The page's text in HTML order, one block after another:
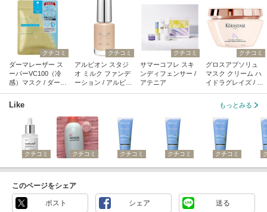
クチコミ
ダーマレーザー ス
ーパーVC100（冷
感）マスク / ダーマ
クチコミ
アルビオン スタジ
オ ミルク ファンデ
ーション / アルビオ
クチコミ
サマーコフレ スキ
ンディフェンサー /
アテニア
クチコミ
グロスアブソリュ
マスク クリーム ハ
イドラグレイズ / ケ
Like もっとみる
クチコミ クチコミ クチコミ クチコミ クチコミ
このページをシェア
ポスト シェア 送る